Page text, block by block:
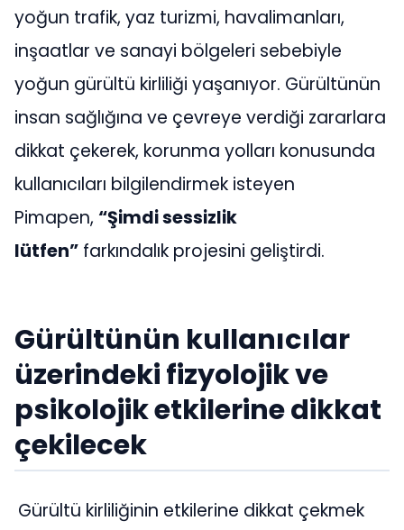
yoğun trafik, yaz turizmi, havalimanları,
inşaatlar ve sanayi bölgeleri sebebiyle
yoğun gürültü kirliliği yaşanıyor. Gürültünün
insan sağlığına ve çevreye verdiği zararlara
dikkat çekerek, korunma yolları konusunda
kullanıcıları bilgilendirmek isteyen
Pimapen, “Şimdi sessizlik
lütfen” farkındalık projesini geliştirdi.
Gürültünün kullanıcılar
üzerindeki fizyolojik ve
psikolojik etkilerine dikkat
çekilecek
Gürültü kirliliğinin etkilerine dikkat çekmek